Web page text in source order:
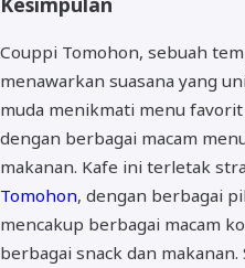
Couppi Tomohon, sebuah
menawarkan suasana yang
muda menikmati menu
dengan berbagai macam
makanan. Kafe ini terletak
Tomohon, dengan berbagai
mencakup berbagai macam
berbagai snack dan